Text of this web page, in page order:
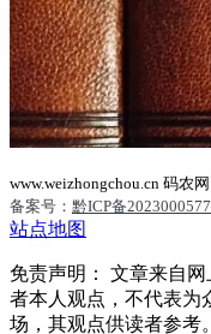
www.weizhongchou.cn 码农
备案号： 黔ICP备
站点地图
免责声明： 文章来自
者本人观点，不代表为
场，其观点供读者参考